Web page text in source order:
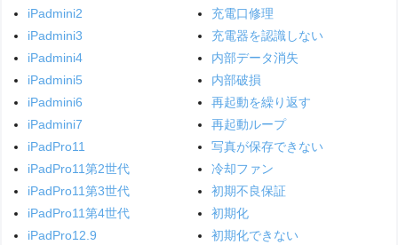
iPadmini2
iPadmini3
iPadmini4
iPadmini5
iPadmini6
iPadmini7
iPadPro11
iPadPro11第2世代
iPadPro11第3世代
iPadPro11第4世代
iPadPro12.9
充電口修理
充電器を認識しない
内部データ消失
内部破損
再起動を繰り返す
再起動ループ
写真が保存できない
冷却ファン
初期不良保証
初期化
初期化できない